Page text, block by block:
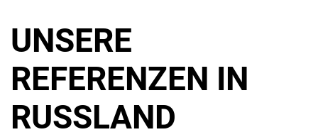
UNSERE
REFERENZEN IN
RUSSLAND